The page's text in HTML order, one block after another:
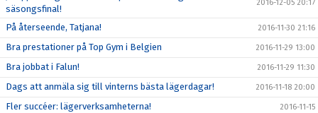
säsongsfinal!
2016-12-05 20:17
På återseende, Tatjana! 2016-11-30 21:16
Bra prestationer på Top Gym i Belgien 2016-11-29 13:00
Bra jobbat i Falun! 2016-11-29 11:30
Dags att anmäla sig till vinterns bästa lägerdagar! 2016-11-18 20:00
Fler succéer: lägerverksamheterna! 2016-11-15